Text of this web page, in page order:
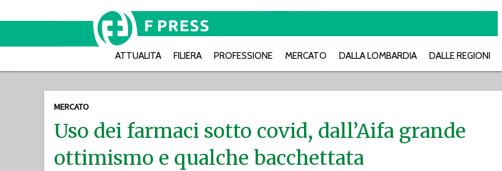
ATTUALITA FILIERA PROFESSIONE MERCATO DALLA LOMBARDIA DALLE REGIONI
MERCATO
Uso dei farmaci sotto covid, dall’Aifa grande
ottimismo e qualche bacchettata